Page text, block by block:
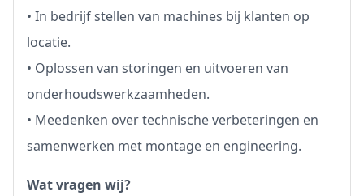
• In bedrijf stellen van machines bij klanten op
locatie.
• Oplossen van storingen en uitvoeren van
onderhoudswerkzaamheden.
• Meedenken over technische verbeteringen en
samenwerken met montage en engineering.
Wat vragen wij?